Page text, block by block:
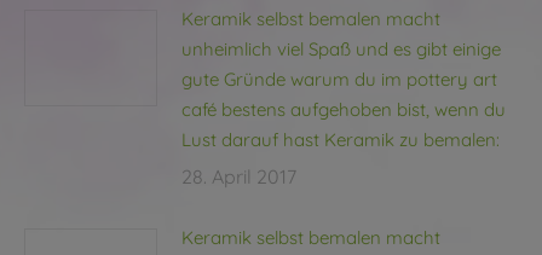
Keramik selbst bemalen macht
unheimlich viel Spaß und es gibt einige
gute Gründe warum du im pottery art
café bestens aufgehoben bist, wenn du
Lust darauf hast Keramik zu bemalen:
28. April 2017
Keramik selbst bemalen macht